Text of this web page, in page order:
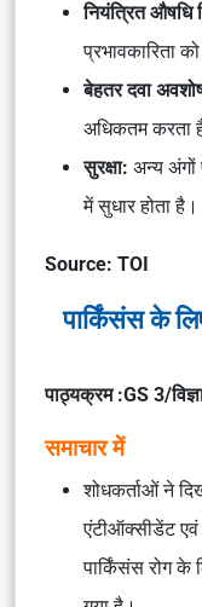
नियंत्रित औषधि
प्रभावकारिता
बेहतर दवा
अधिकतम करता
सुरक्षा: अन्य अंगों
में सुधार होता है।
Source: TOI
पार्किंसंस के
पाठ्यक्रम :GS 3/
समाचार में
शोधकर्ताओं ने
एंटीऑक्सीडेंट एवं
पार्किंसंस रोग के